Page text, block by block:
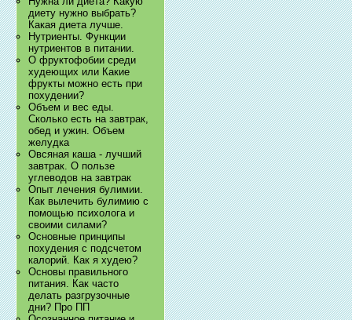
диету нужно выбрать?
Какая диета лучше.
Нутриенты. Функции
нутриентов в питании.
О фруктофобии среди
худеющих или Какие
фрукты можно есть при
похудении?
Объем и вес еды.
Сколько есть на завтрак,
обед и ужин. Объем
желудка
Овсяная каша - лучший
завтрак. О пользе
углеводов на завтрак
Опыт лечения булимии.
Как вылечить булимию с
помощью психолога и
своими силами?
Основные принципы
похудения с подсчетом
калорий. Как я худею?
Основы правильного
питания. Как часто
делать разгрузочные
дни? Про ПП